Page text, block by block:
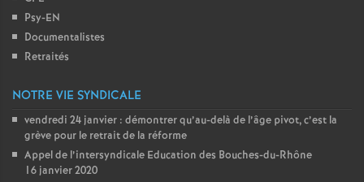
Psy-EN
Documentalistes
Retraités
NOTRE VIE SYNDICALE
vendredi 24 janvier : démontrer qu’au-delà de l’âge pivot, c’est la
grève pour le retrait de la réforme
Appel de l’intersyndicale Education des Bouches-du-Rhône
16 janvier 2020